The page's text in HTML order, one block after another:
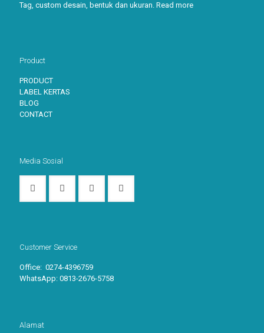
Tag, custom desain, bentuk dan ukuran. Read more
Product
PRODUCT
LABEL KERTAS
BLOG
CONTACT
Media Sosial
Customer Service
Office: 0274-4396759
WhatsApp: 0813-2676-5758
Alamat